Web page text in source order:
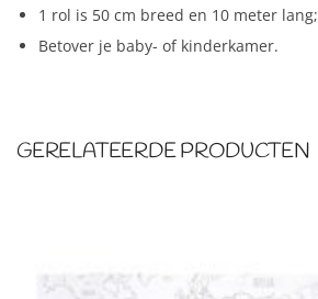
1 rol is 50 cm breed en 10 meter lang;
Betover je baby- of kinderkamer.
GERELATEERDE PRODUCTEN